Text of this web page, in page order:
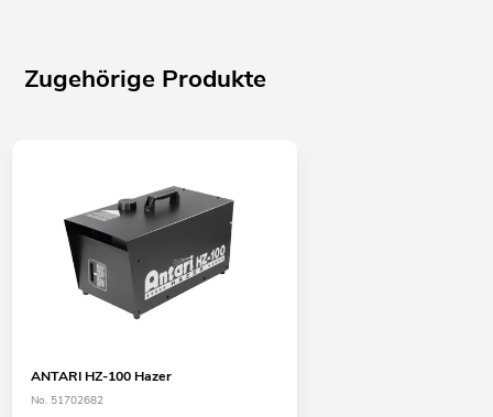
Zugehörige Produkte
ANTARI HZ-100 Hazer
No. 51702682